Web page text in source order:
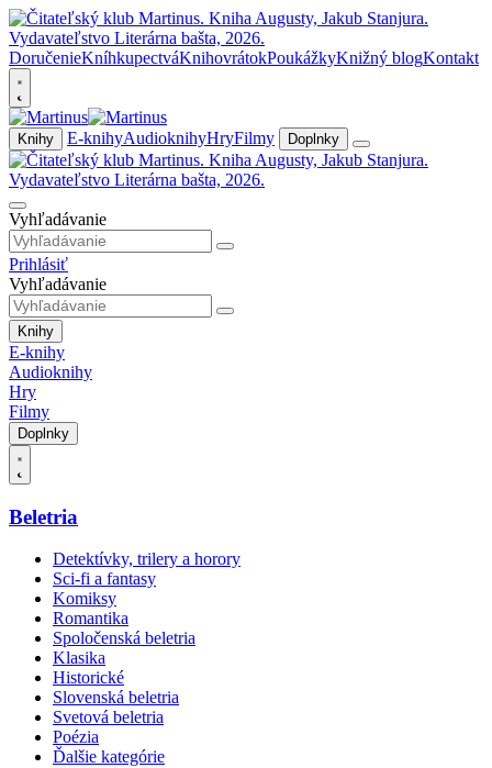
DoručenieKníhkupectváKnihovrátokPoukážkyKnižný blogKontakt
Knihy E-knihyAudioknihyHryFilmy Doplnky
Vyhľadávanie
Prihlásiť
Vyhľadávanie
Knihy
E-knihy
Audioknihy
Hry
Filmy
Doplnky
Beletria
Detektívky, trilery a horory
Sci-fi a fantasy
Komiksy
Romantika
Spoločenská beletria
Klasika
Historické
Slovenská beletria
Svetová beletria
Poézia
Ďalšie kategórie